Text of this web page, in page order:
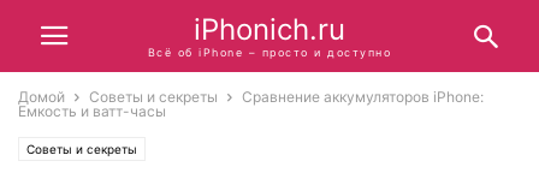
iPhonich.ru
Всё об iPhone – просто и доступно
Домой Советы и секреты
Сравнение аккумуляторов iPhone:
Емкость и ватт-часы
Советы и секреты